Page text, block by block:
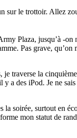
sur le trottoir. Allez
Plaza, jusqu’à -
Pas grave,
je traverse la
a des iPod. Je ne
soirée, surtout en
mon statut de